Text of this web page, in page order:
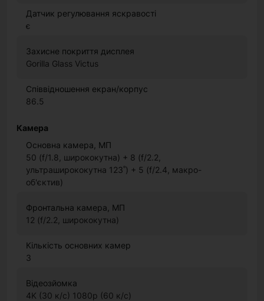
Датчик регулювання яскравості
є
Захисне покриття дисплея
Gorilla Glass Victus
Співвідношення екран/корпус
86.5
Камера
Основна камера, МП
50 (f/1.8, ширококутна) + 8 (f/2.2,
ультраширококутна 123˚) + 5 (f/2.4, макро-
об'єктив)
Фронтальна камера, МП
12 (f/2.2, ширококутна)
Кількість основних камер
3
Відеозйомка
4K (30 к/с) 1080p (60 к/с)